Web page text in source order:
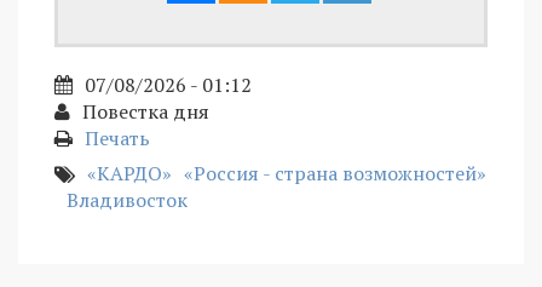
07/08/2026 - 01:12
Повестка дня
Печать
«КАРДО» «Россия - страна возможностей»
Владивосток